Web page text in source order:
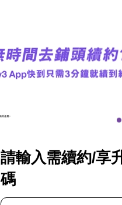
請輸入需續約/享
碼